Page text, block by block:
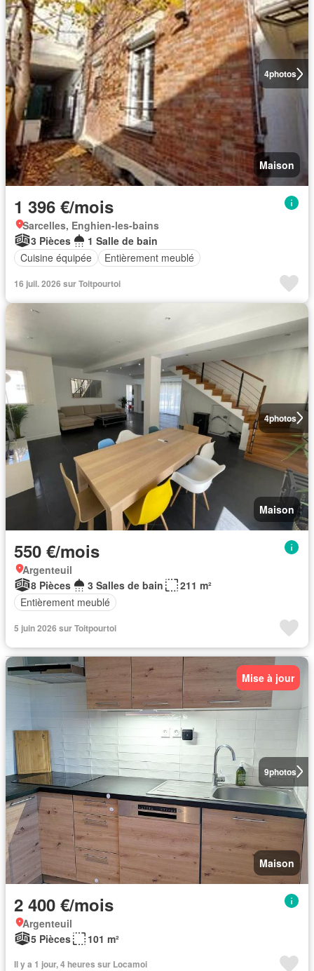
4photos
Maison
1 396 €/mois
Sarcelles, Enghien-les-bains
3 Pièces
1 Salle de bain
Cuisine équipée
Entièrement meublé
16 juil. 2026 sur Toitpourtoi
4photos
Maison
550 €/mois
Argenteuil
8 Pièces
3 Salles de bain
211 m²
Entièrement meublé
5 juin 2026 sur Toitpourtoi
9photos
Mise à jour
Maison
2 400 €/mois
Argenteuil
5 Pièces
101 m²
Il y a 1 jour, 4 heures sur Locamoi